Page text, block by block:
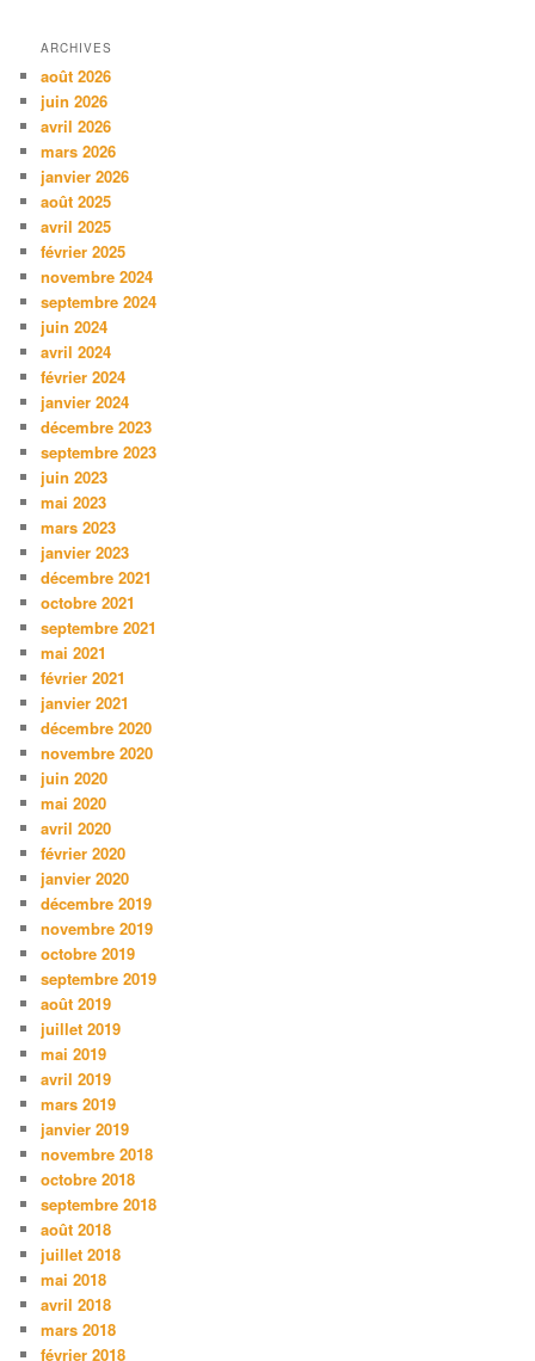
ARCHIVES
août 2026
juin 2026
avril 2026
mars 2026
janvier 2026
août 2025
avril 2025
février 2025
novembre 2024
septembre 2024
juin 2024
avril 2024
février 2024
janvier 2024
décembre 2023
septembre 2023
juin 2023
mai 2023
mars 2023
janvier 2023
décembre 2021
octobre 2021
septembre 2021
mai 2021
février 2021
janvier 2021
décembre 2020
novembre 2020
juin 2020
mai 2020
avril 2020
février 2020
janvier 2020
décembre 2019
novembre 2019
octobre 2019
septembre 2019
août 2019
juillet 2019
mai 2019
avril 2019
mars 2019
janvier 2019
novembre 2018
octobre 2018
septembre 2018
août 2018
juillet 2018
mai 2018
avril 2018
mars 2018
février 2018